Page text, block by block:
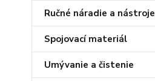
Ručné náradie a nástroje
Spojovací materiál
Umývanie a čistenie